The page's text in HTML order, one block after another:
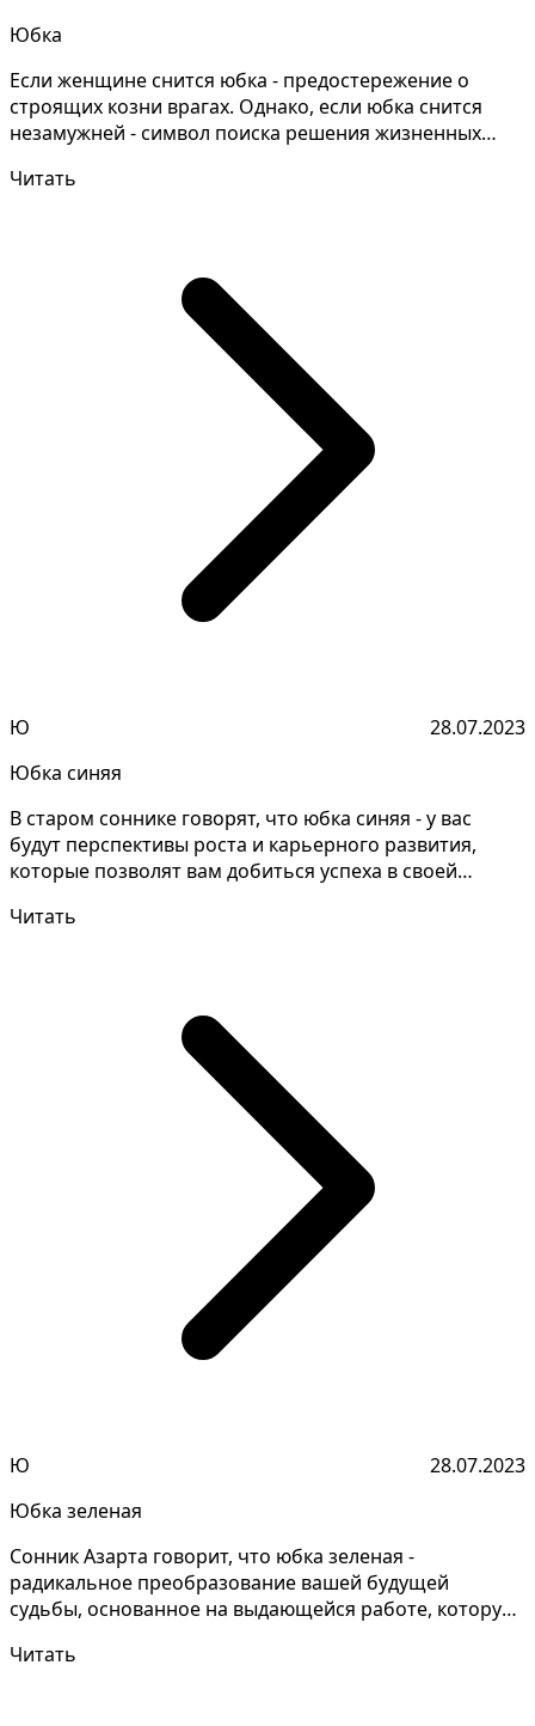
Юбка
Если женщине снится юбка - предостережение о
строящих козни врагах. Однако, если юбка снится
незамужней - символ поиска решения жизненных
Читать
Ю
28.07.2023
Юбка синяя
В старом соннике говорят, что юбка синяя - у вас
будут перспективы роста и карьерного развития,
которые позволят вам добиться успеха в своей
Читать
Ю
28.07.2023
Юбка зеленая
Сонник Азарта говорит, что юбка зеленая -
радикальное преобразование вашей будущей
судьбы, основанное на выдающейся работе, которую
Читать